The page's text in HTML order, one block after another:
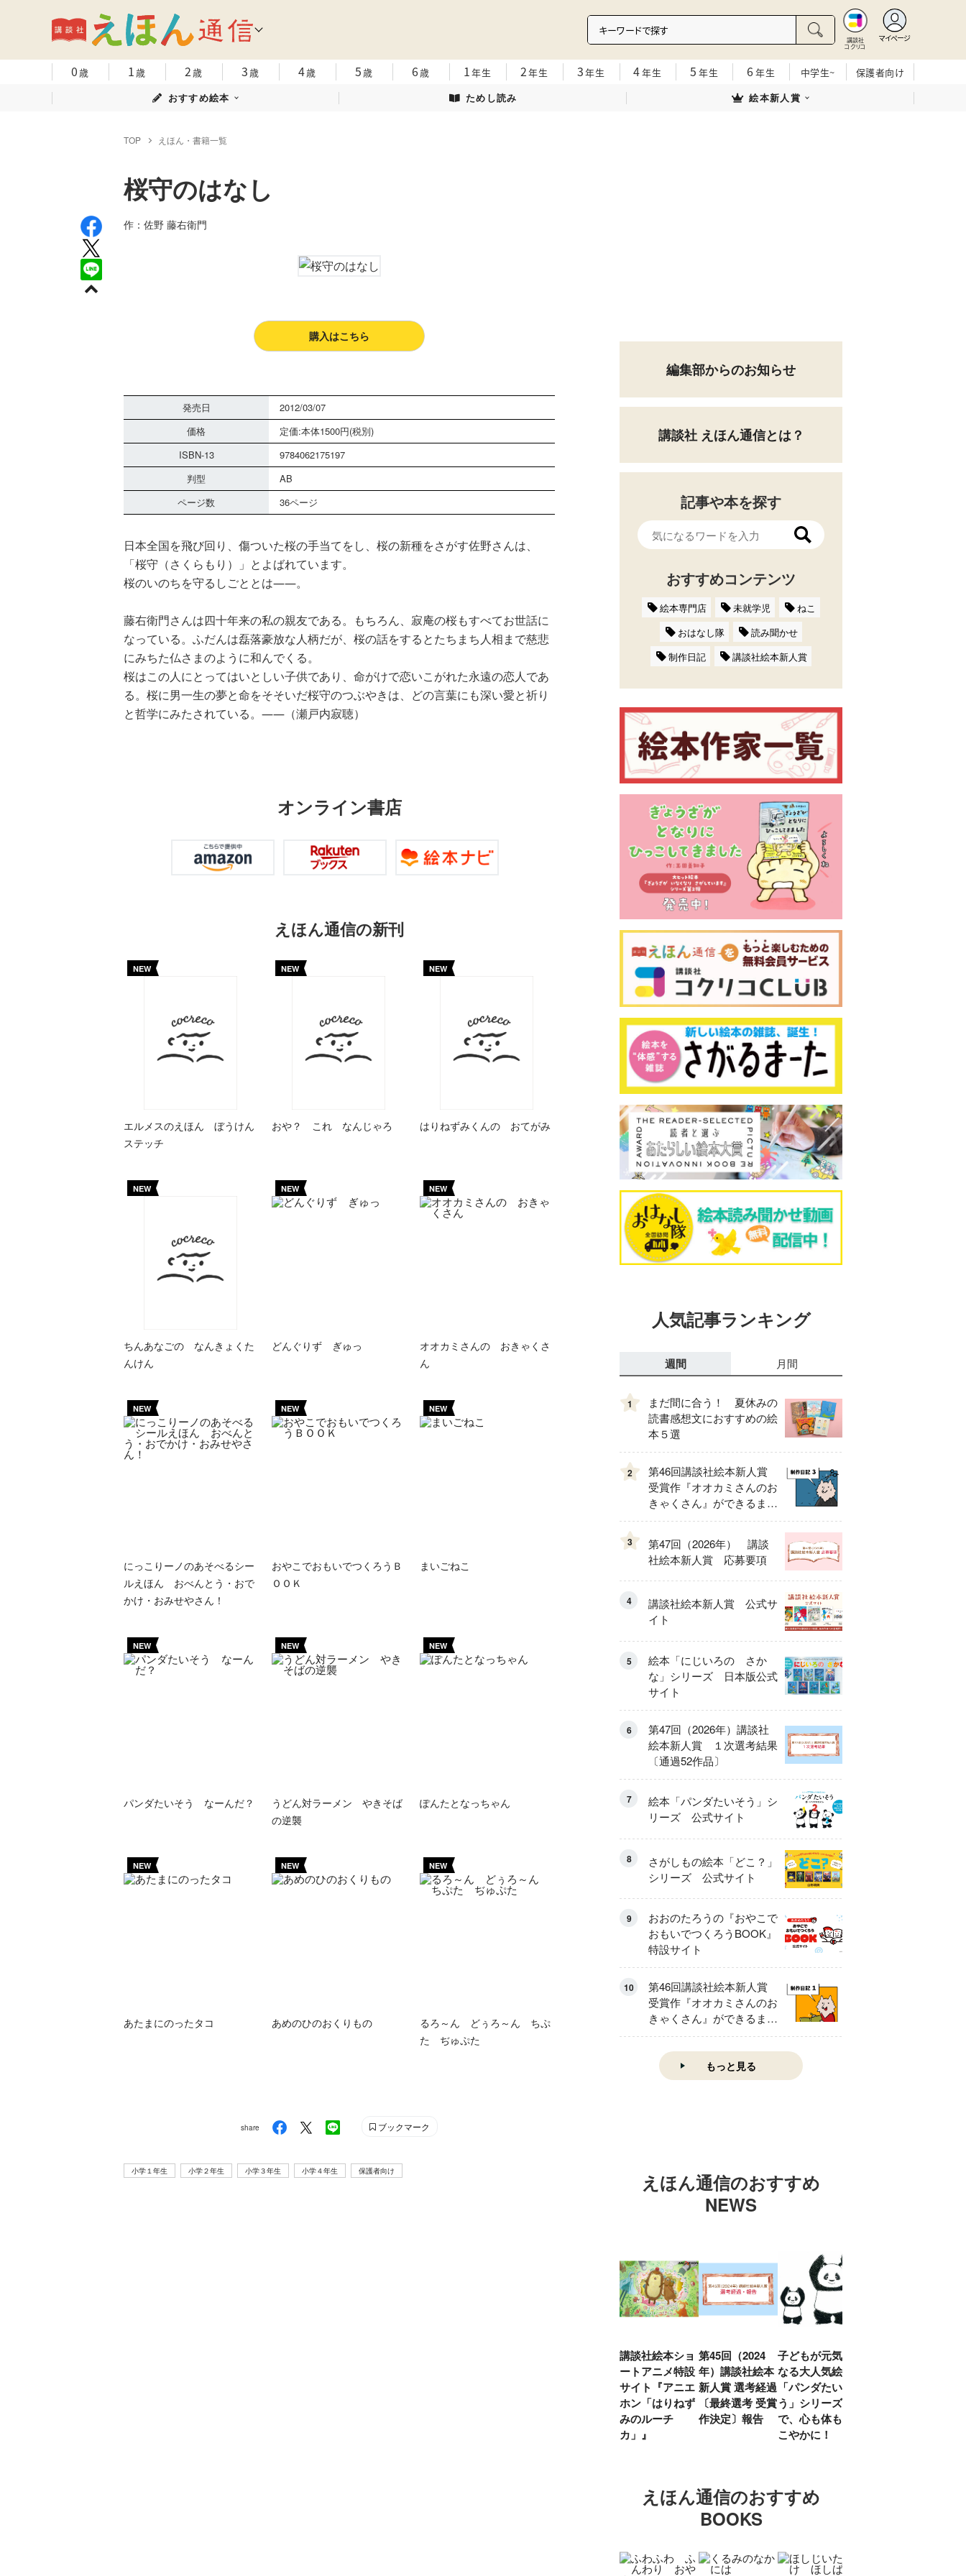
講談社
コクリコ
マイページ
0歳 1歳 2歳 3歳 4歳 5歳 6歳 1年生 2年生 3年生 4年生 5 年生 6 年生 中学生~
保護者向け
おすすめ絵本
ためし読み 絵本新人賞
TOP えほん・書籍一覧
桜守のはなし
作：佐野 藤右衛門
購入はこちら
発売日
2012/03/07
価格
定価:本体1500円(税別)
ISBN-13
9784062175197
判型
AB
ページ数
36ページ
日本全国を飛び回り、傷ついた桜の手当てをし、桜の新種をさがす佐野さんは、
「桜守（さくらもり）」とよばれています。
桜のいのちを守るしごととは――。
藤右衛門さんは四十年来の私の親友である。もちろん、寂庵の桜もすべてお世話に
なっている。ふだんは磊落豪放な人柄だが、桜の話をするとたちまち人相まで慈悲
にみちた仏さまのように和んでくる。
桜はこの人にとってはいとしい子供であり、命がけで恋いこがれた永遠の恋人であ
る。桜に男一生の夢と命をそそいだ桜守のつぶやきは、どの言葉にも深い愛と祈り
と哲学にみたされている。――（瀬戸内寂聴）
オンライン書店
えほん通信の新刊
NEW
エルメスのえほん ぼうけん
ステッチ
NEW
おや？ これ なんじゃろ
NEW
はりねずみくんの おてがみ
NEW
ちんあなごの なんきょくた
んけん
NEW
どんぐりず ぎゅっ
NEW
オオカミさんの おきゃくさ
ん
NEW
にっこりーノのあそべるシー
ルえほん おべんとう・おで
かけ・おみせやさん！
NEW
おやこでおもいでつくろうＢ
ＯＯＫ
NEW
まいごねこ
NEW
パンダたいそう なーんだ？
NEW
うどん対ラーメン やきそば
の逆襲
NEW
ぽんたとなっちゃん
NEW
あたまにのったタコ
NEW
あめのひのおくりもの
NEW
るろ～ん どぅろ～ん ちぷ
た ぢゅぷた
share ブックマーク
小学１年生 小学２年生 小学３年生 小学４年生 保護者向け
編集部からのお知らせ
講談社 えほん通信とは？
記事や本を探す
おすすめコンテンツ
絵本専門店 未就学児
ねこ
おはなし隊
読み聞かせ
制作日記
講談社絵本新人賞
人気記事ランキング
週間 月間
1
まだ間に合う！ 夏休みの
読書感想文におすすめの絵
本５選
2
第46回講談社絵本新人賞
受賞作『オオカミさんのお
きゃくさん』ができるまで
③
3
第47回（2026年） 講談
社絵本新人賞 応募要項
4
講談社絵本新人賞 公式サ
イト
5
絵本「にじいろの さか
な」シリーズ 日本版公式
サイト
6
第47回（2026年）講談社
絵本新人賞 １次選考結果
〔通過52作品〕
7
絵本「パンダたいそう」シ
リーズ 公式サイト
8
さがしもの絵本「どこ？」
シリーズ 公式サイト
9
おおのたろうの『おやこで
おもいでつくろうBOOK』
特設サイト
10
第46回講談社絵本新人賞
受賞作『オオカミさんのお
きゃくさん』ができるまで
①
もっと見る
えほん通信のおすすめ
NEWS
講談社絵本ショ
ートアニメ特設
サイト『アニエ
ホン「はりねず
みのルーチ
カ」』
第45回（2024
年）講談社絵本
新人賞 選考経過
〔最終選考 受賞
作決定〕報告
子どもが元気に
なる大人気絵本
「パンダたいそ
う」シリーズ
で、心も体もす
こやかに！
えほん通信のおすすめ
BOOKS